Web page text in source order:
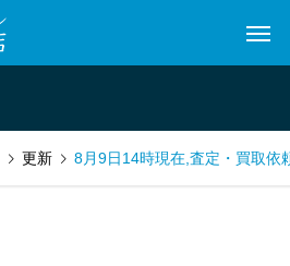
更新 8月9日14時現在,査定・買取依